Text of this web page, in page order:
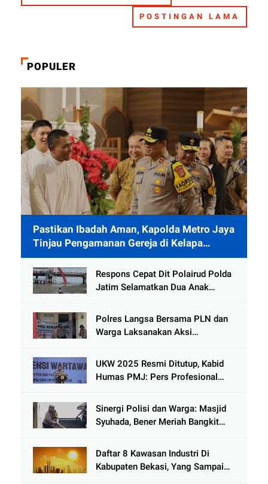
POSTINGAN LAMA
POPULER
Pastikan Ibadah Aman, Kapolda Metro Jaya
Tinjau Pengamanan Gereja di Kelapa
Gading
Respons Cepat Dit Polairud Polda
Jatim Selamatkan Dua Anak
Kenjeran
Polres Langsa Bersama PLN dan
Warga Laksanakan Aksi
Tamiang
UKW 2025 Resmi Ditutup, Kabid
Humas PMJ: Pers Profesional
Hoaks
Sinergi Polisi dan Warga: Masjid
Syuhada, Bener Meriah Bangkit
Daftar 8 Kawasan Industri Di
Kabupaten Bekasi, Yang Sampai